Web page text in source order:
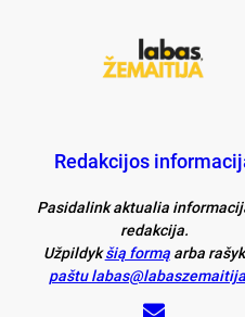
Redakcijos
Pasidalink aktualia
redakcija.
Užpildykšią formąarba
paštu